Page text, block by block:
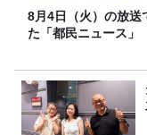
8月4日（火）の放送
た「都民ニュース」